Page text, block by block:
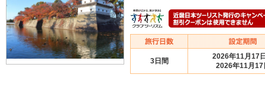
3日間
2026年11月17
2026年11月17